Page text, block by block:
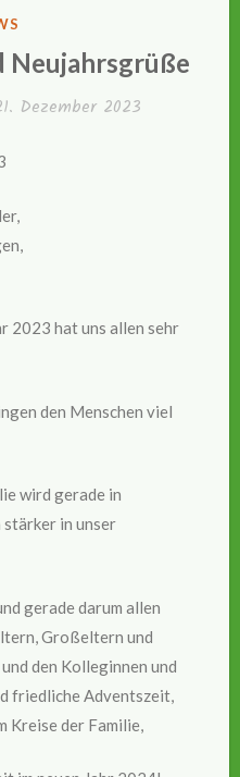
Neujahrsgrüße
Dezember 2023
2023 hat uns allen sehr
den Menschen viel
wird gerade in
in unser
gerade darum allen
Großeltern und
den Kolleginnen und
friedliche Adventszeit,
Kreise der Familie,